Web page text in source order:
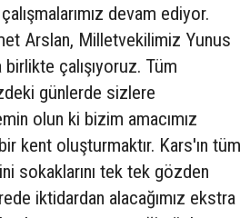
devam ediyor.
Arslan, Milletvekilimiz Yunus
birlikte çalışıyoruz. Tüm
günlerde sizlere
olun ki bizim amacımız
kent oluşturmaktır. Kars'ın tüm
sokaklarını tek tek gözden
iktidardan alacağımız ekstra